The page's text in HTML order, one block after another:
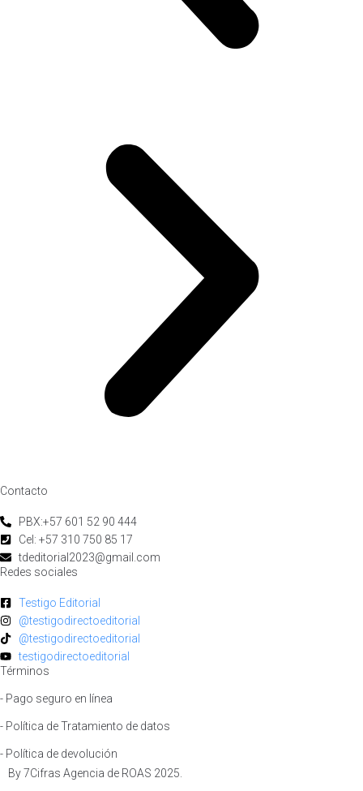
Contacto
PBX:+57 601 52 90 444
Cel: +57 310 750 85 17
tdeditorial2023@gmail.com
Redes sociales
Testigo Editorial
@testigodirectoeditorial
@testigodirectoeditorial
testigodirectoeditorial
Términos
- Pago seguro en línea
- Política de Tratamiento de datos
- Política de devolución
By7Cifras Agencia de ROAS 2025.